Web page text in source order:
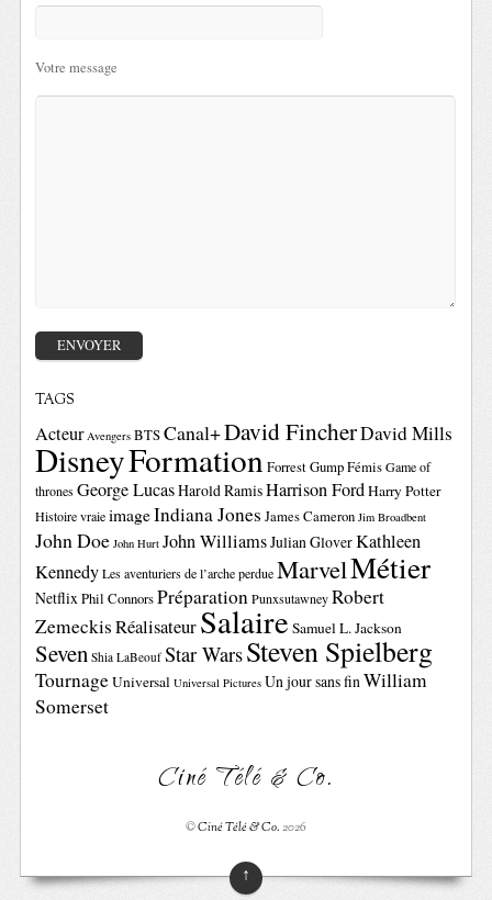
Votre message
TAGS
Acteur Avengers BTSCanal+David FincherDavid Mills
DisneyFormationForrest GumpFémis Game of
thrones George LucasHarold RamisHarrison FordHarry Potter
Histoire vraie imageIndiana Jones James Cameron Jim Broadbent
John Doe John Hurt John WilliamsJulian GloverKathleen
Kennedy Les aventuriers de l’arche perdue MarvelMétier
NetflixPhil ConnorsPréparation Punxsutawney Robert
ZemeckisRéalisateurSalaire Samuel L. Jackson
Seven Shia LaBeouf Star WarsSteven Spielberg
TournageUniversal Universal Pictures Un jour sans finWilliam
Somerset
Ciné Télé & Co.
©Ciné Télé & Co.2026
↑